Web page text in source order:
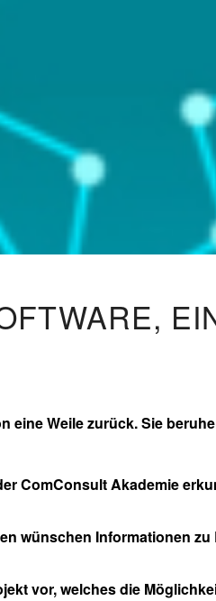
eine Weile zurück. Sie
ComConsult Akademie
wünschen Informationen
vor, welches die